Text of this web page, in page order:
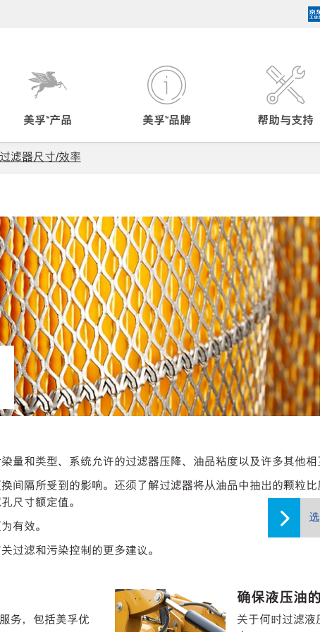
美孚™产品 美孚™品牌 帮助与支持
滤器尺寸/效率
和类型、系统允许的过滤器压降、油品粘度以及许多其他相
间隔所受到的影响。还须了解过滤器将从油品中抽出的颗粒
尺寸额定值。
有效。
过滤和污染控制的更多建议。
务，包括美孚优
确保液压油
关于何时过滤